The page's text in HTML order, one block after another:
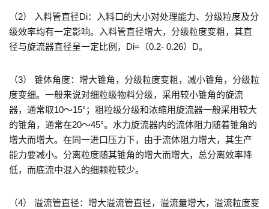
（2） 入料管直径Di：入料口的大小对处理能力、分级粒度及分
级效率均有一定影响。入料管直径增大，分级粒度变粗，其直
径与旋流器直径呈一定比例，Di=（0.2- 0.26）D。
（3） 锥体角度：增大锥角，分级粒度变粗，减小锥角，分级粒
度变细。一般来说对细粒级物料分级，采用较小锥角的旋流
器，通常取10～15°；粗粒级分级和浓缩用旋流器一般采用较大
的锥角，通常在20～45°。水力旋流器内的流体阻力随着锥角的
增大而增大。在同一进口压力下，由于流体阻力增大，其生产
能力要减小。分离粒度随其锥角的增大而增大，总分离效率降
低，而底流中混入的细颗粒较少。
（4） 溢流管直径：增大溢流管直径，溢流量增大，溢流粒度变